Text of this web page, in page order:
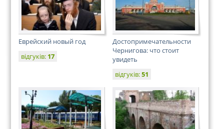
Еврейский новый год
відгуків: 17
Достопримечательности
Чернигова: что стоит
увидеть
відгуків:51